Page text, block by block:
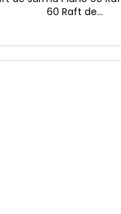
60 Raft de...